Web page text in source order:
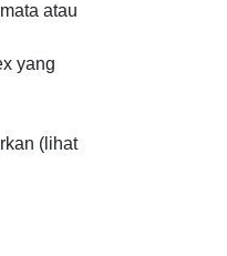
atau
yang
(lihat